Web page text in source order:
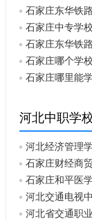
石家庄东华铁
石家庄中专学
石家庄东华铁
石家庄哪个学
石家庄哪里能
河北中职学
河北经济管理
石家庄财经商
石家庄和平医
河北交通电视
河北省交通职